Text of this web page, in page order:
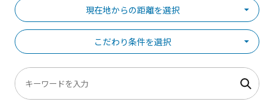
現在地からの距離を選択
こだわり条件を選択